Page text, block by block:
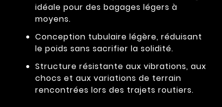
idéale pour des bagages légers à
moyens.
Conception tubulaire légère, réduisant
le poids sans sacrifier la solidité.
Structure résistante aux vibrations, aux
chocs et aux variations de terrain
rencontrées lors des trajets routiers.